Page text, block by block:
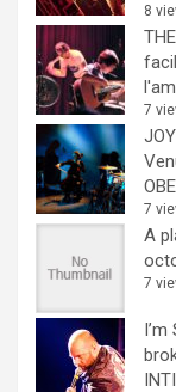
8
7
7
A
7